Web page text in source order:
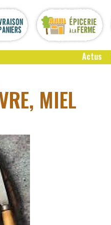
Actus
MIEL